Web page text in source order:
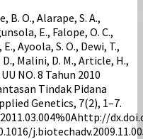
B. O., Alarape, S. A.,
E., Falope, O. C.,
Ayoola, S. O., Dewi, T.,
Malini, D. M., Article, H.,
NO. 8 Tahun 2010
Tindak Pidana
Genetics, 7(2), 1–7.